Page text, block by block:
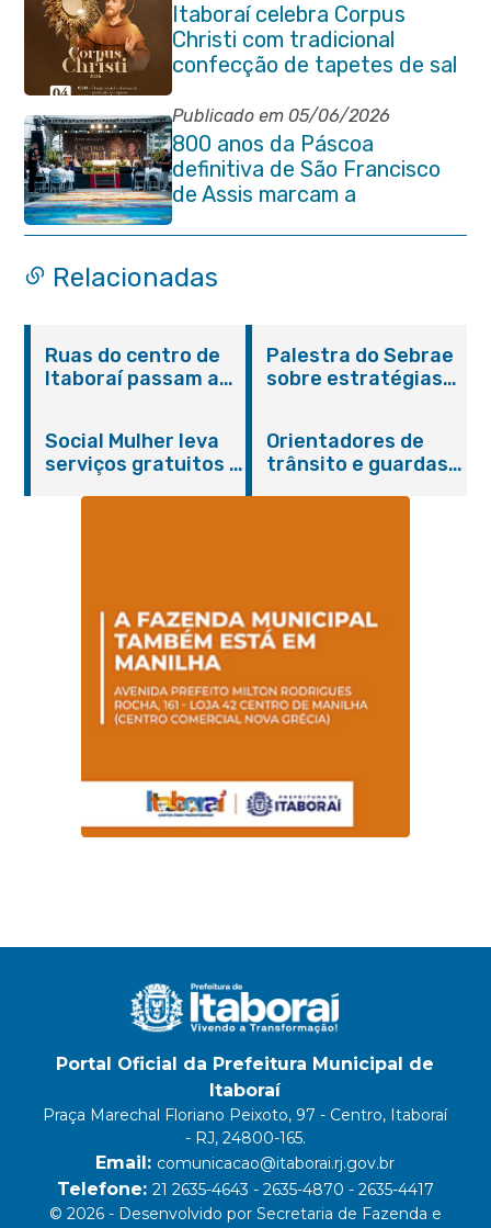
Itaboraí celebra Corpus
Christi com tradicional
confecção de tapetes de sal
e programação religiosa na
Avenida 22 de Maio
Publicado em 05/06/2026
800 anos da Páscoa
definitiva de São Francisco
de Assis marcam a
celebração de Corpus Christi
em Itaboraí
Relacionadas
Ruas do centro de
Itaboraí passam a
Palestra do Sebrae
sobre estratégias
Centro de Itaboraí
Social Mulher leva
serviços gratuitos à
Orientadores de
trânsito e guardas
Portal Oficial da Prefeitura Municipal de
Itaboraí
Praça Marechal Floriano Peixoto, 97 - Centro, Itaboraí
- RJ, 24800-165.
Email: comunicacao@itaborai.rj.gov.br
Telefone: 21 2635-4643 - 2635-4870 - 2635-4417
© 2026 - Desenvolvido por Secretaria de Fazenda e